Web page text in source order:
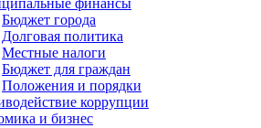
Бюджет города
Долговая политика
Местные налоги
Бюджет для граждан
Положения и порядки
коррупции
и бизнес